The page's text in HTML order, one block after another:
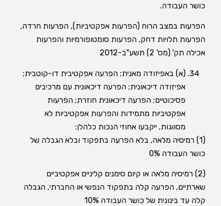
כושר העבודה.
הפרעות במצב הרוח (הפרעות אפקטיביות), הפרעות חרדה,
הפרעות תלויות דחק, הפרעות סומטופורמיות והפרעות
אכילה תק' (מס' 2) תשע"ב-2012
(א) באפיזודה מאנית; הפרעה אפקטיבית דו-קוטבית;
אפיזודה דיכאונית; הפרעה דיכאונית עם מרכיבים
פסיכוטיים; הפרעה דיכאונית חוזרת; הפרעות
אפקטיביות מתמידות והפרעות אפקטיביות לא
מסווגות, ייקבעו אחוזי הנכות כלהלן:
(1) רמיסיה מלאה, בלא הפרעה בתפקוד ובלא הגבלה של
כושר העבודה 0%
(2) רמיסיה מלאה או קיום סימנים קליניים אפקטיביים
שארתיים, הפרעה קלה בתפקוד הנפשי או החברתי, הגבלה
קלה עד בינונית של כושר העבודה 10%